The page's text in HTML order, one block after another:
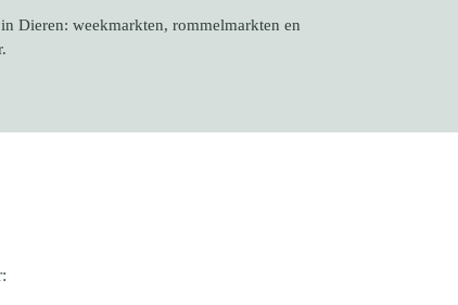
Dieren: weekmarkten, rommelmarkten en